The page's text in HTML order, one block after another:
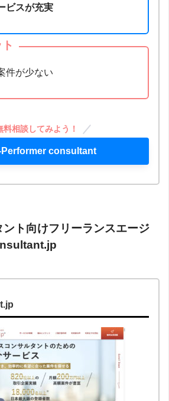
ビスが充実
件が少ない
料相談してみよう！
Performer consultant
ト向けフリーランスエージ